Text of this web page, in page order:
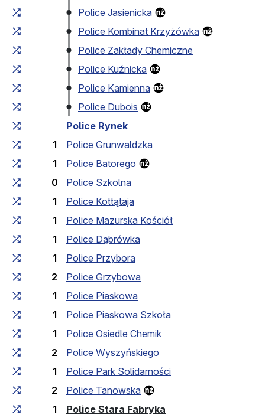
Police Jasienicka
Police Kombinat Krzyżówka
Police Zakłady Chemiczne
Police Kuźnicka
Police Kamienna
Police Dubois
Police Rynek
1
Police Grunwaldzka
1
Police Batorego
0
Police Szkolna
1
Police Kołłątaja
1
Police Mazurska Kościół
1
Police Dąbrówka
1
Police Przybora
2
Police Grzybowa
1
Police Piaskowa
1
Police Piaskowa Szkoła
1
Police Osiedle Chemik
2
Police Wyszyńskiego
1
Police Park Solidarności
2
Police Tanowska
1
Police Stara Fabryka